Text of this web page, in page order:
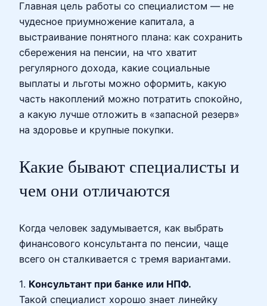
Главная цель работы со специалистом — не
чудесное приумножение капитала, а
выстраивание понятного плана: как сохранить
сбережения на пенсии, на что хватит
регулярного дохода, какие социальные
выплаты и льготы можно оформить, какую
часть накоплений можно потратить спокойно,
а какую лучше отложить в «запасной резерв»
на здоровье и крупные покупки.
Какие бывают специалисты и
чем они отличаются
Когда человек задумывается, как выбрать
финансового консультанта по пенсии, чаще
всего он сталкивается с тремя вариантами.
1. Консультант при банке или НПФ.
Такой специалист хорошо знает линейку